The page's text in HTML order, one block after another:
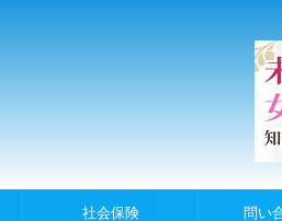
社会保険 問い